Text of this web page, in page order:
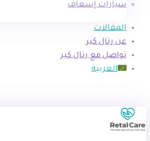
سيارات إسعاف
المقالات
عن رتال كير
تواصل مع رتال كير
العربية